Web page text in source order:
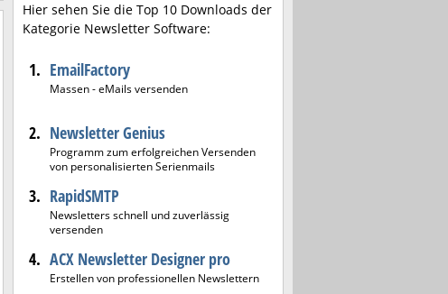
Hier sehen Sie die Top 10 Downloads der
Kategorie Newsletter Software:
1. EmailFactory
Massen - eMails versenden
2. Newsletter Genius
Programm zum erfolgreichen Versenden
von personalisierten Serienmails
3. RapidSMTP
Newsletters schnell und zuverlässig
versenden
4. ACX Newsletter Designer pro
Erstellen von professionellen Newslettern